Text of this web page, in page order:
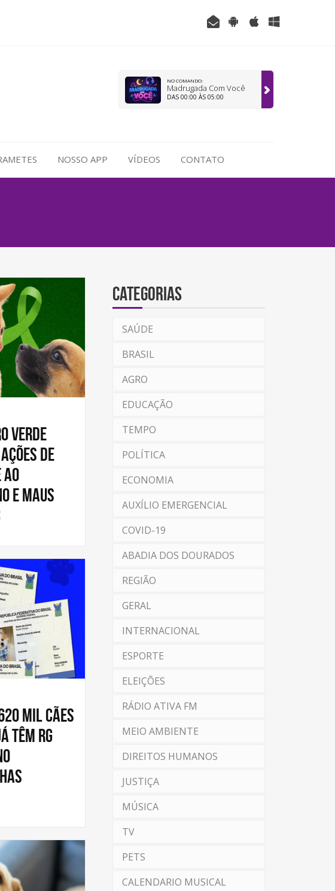
NO COMANDO:
Madrugada Com Você
DAS 00:00 ÀS 05:00
NOSSO APP VÍDEOS CONTATO
verde
de
ao
e maus
mil cães
têm RG
Categorias
SAÚDE
BRASIL
AGRO
EDUCAÇÃO
TEMPO
POLÍTICA
ECONOMIA
AUXÍLIO EMERGENCIAL
COVID-19
ABADIA DOS DOURADOS
REGIÃO
GERAL
INTERNACIONAL
ESPORTE
ELEIÇÕES
RÁDIO ATIVA FM
MEIO AMBIENTE
DIREITOS HUMANOS
JUSTIÇA
MÚSICA
TV
PETS
CALENDARIO MUSICAL